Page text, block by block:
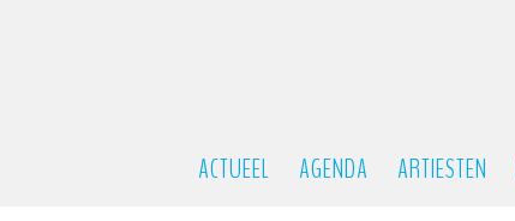
ACTUEEL AGENDA ARTIESTEN